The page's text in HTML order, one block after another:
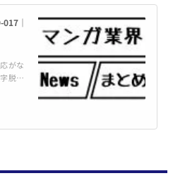
｜
がな
脱字
ww